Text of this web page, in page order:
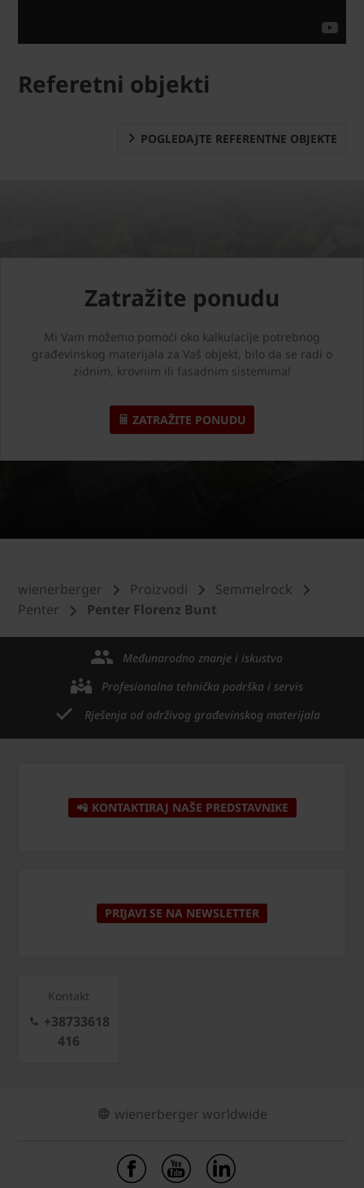
Referetni objekti
POGLEDAJTE REFERENTNE OBJEKTE
Zatražite ponudu
Mi Vam možemo pomoći oko kalkulacije potrebnog
građevinskog materijala za Vaš objekt, bilo da se radi o
zidnim, krovnim ili fasadnim sistemima!
ZATRAŽITE PONUDU
wienerberger Proizvodi
Semmelrock
Penter
Penter Florenz Bunt
Međunarodno znanje i iskustvo
Profesionalna tehnička podrška i servis
Rješenja od održivog građevinskog materijala
📲 KONTAKTIRAJ NAŠE PREDSTAVNIKE
PRIJAVI SE NA NEWSLETTER
Kontakt
+38733618
416
wienerberger worldwide